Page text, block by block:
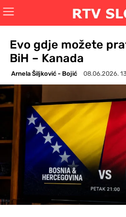
Evo gdje možete
BiH – Kanada
Arnela Šiljković - Bojić 08.06.2026.